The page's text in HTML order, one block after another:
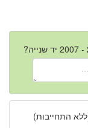
התחייבות)